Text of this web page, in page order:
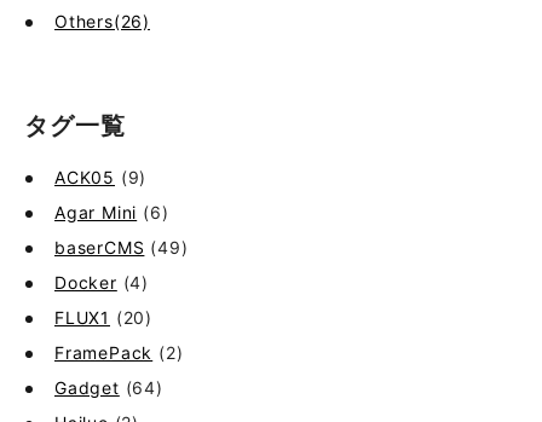
Others(26)
タグ一覧
ACK05 (9)
Agar Mini (6)
baserCMS (49)
Docker (4)
FLUX1 (20)
FramePack (2)
Gadget (64)